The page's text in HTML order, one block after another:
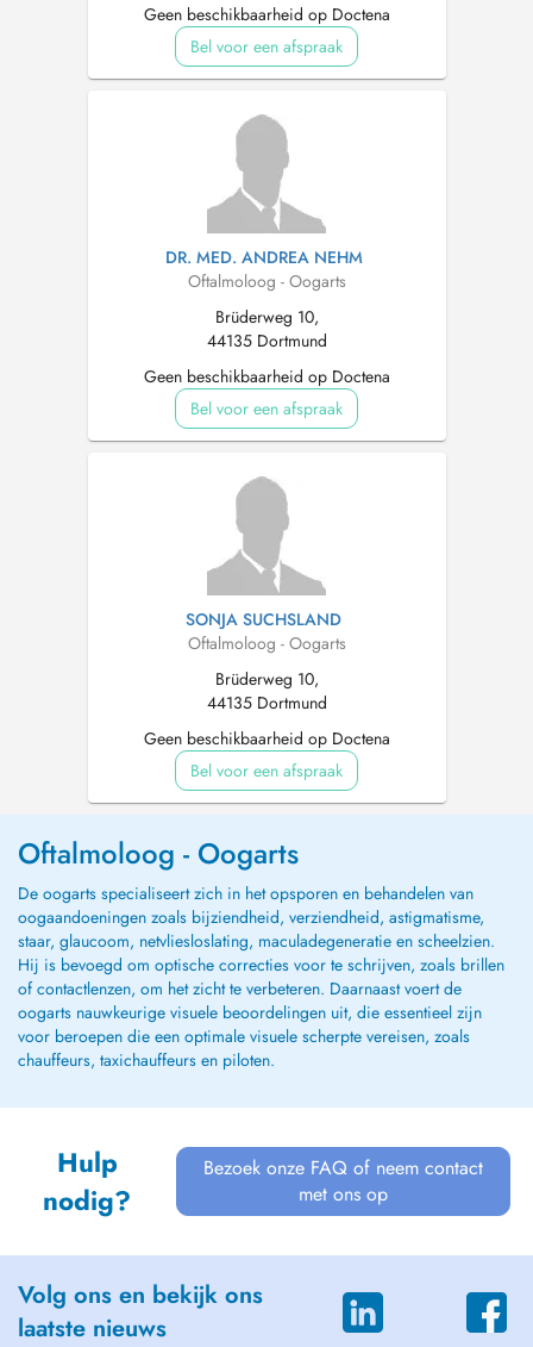
Geen beschikbaarheid op Doctena
Bel voor een afspraak
DR. MED. ANDREA NEHM
Oftalmoloog - Oogarts
Brüderweg 10,
44135 Dortmund
Geen beschikbaarheid op Doctena
Bel voor een afspraak
SONJA SUCHSLAND
Oftalmoloog - Oogarts
Brüderweg 10,
44135 Dortmund
Geen beschikbaarheid op Doctena
Bel voor een afspraak
Oftalmoloog - Oogarts
De oogarts specialiseert zich in het opsporen en behandelen van
oogaandoeningen zoals bijziendheid, verziendheid, astigmatisme,
staar, glaucoom, netvliesloslating, maculadegeneratie en scheelzien.
Hij is bevoegd om optische correcties voor te schrijven, zoals brillen
of contactlenzen, om het zicht te verbeteren. Daarnaast voert de
oogarts nauwkeurige visuele beoordelingen uit, die essentieel zijn
voor beroepen die een optimale visuele scherpte vereisen, zoals
chauffeurs, taxichauffeurs en piloten.
Hulp
nodig?
Bezoek onze FAQ of neem contact
met ons op
Volg ons en bekijk ons
laatste nieuws